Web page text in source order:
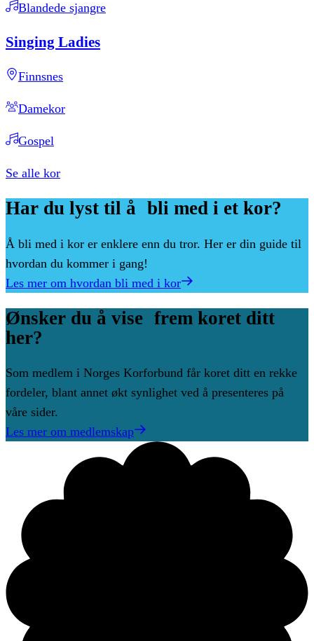
Blandede sjangre
Singing Ladies
Finnsnes
Damekor
Gospel
Se alle kor
Har du lyst til å bli med i et kor?
Å bli med i kor er enklere enn du tror. Her er din guide til
hvordan du kommer i gang!
Les mer om hvordan bli med i kor
Ønsker du å vise frem koret ditt
her?
Som medlem i Norges Korforbund får koret ditt en rekke
fordeler, blant annet økt synlighet ved å presenteres på
våre sider.
Les mer om medlemskap